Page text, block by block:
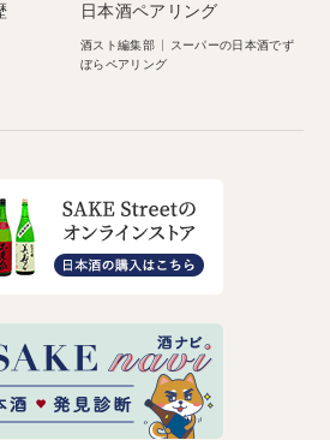
日本酒ペアリング
酒スト編集部
スーパーの日本酒でず
ぼらペアリング